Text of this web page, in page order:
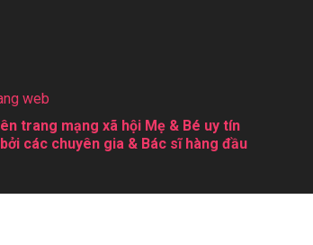
web
trang mạng xã hội Mẹ & Bé uy tín
các chuyên gia & Bác sĩ hàng đầu